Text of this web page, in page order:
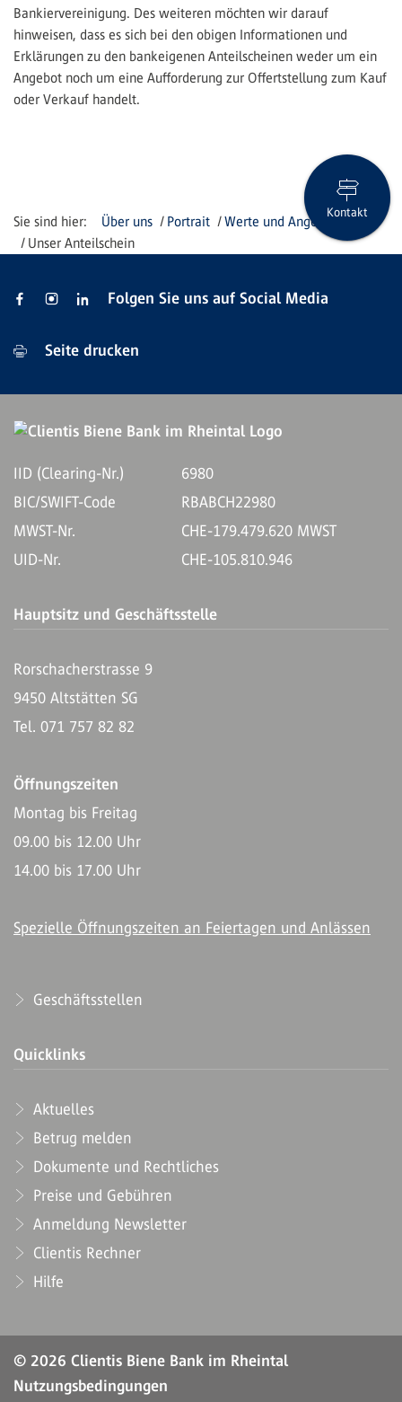
Bankiervereinigung. Des weiteren möchten wir darauf
hinweisen, dass es sich bei den obigen Informationen und
Erklärungen zu den bankeigenen Anteilscheinen weder um ein
Angebot noch um eine Aufforderung zur Offertstellung zum Kauf
oder Verkauf handelt.
Über uns Portrait
Werte und Angebote
Unser Anteilschein
Kontakt
Folgen Sie uns auf Social Media
Seite drucken
IID (Clearing-Nr.)
6980
BIC/SWIFT-Code
RBABCH22980
MWST-Nr.
CHE-179.479.620 MWST
UID-Nr.
CHE-105.810.946
Hauptsitz und Geschäftsstelle
Rorschacherstrasse 9
9450 Altstätten SG
Tel. 071 757 82 82
Öffnungszeiten
Montag bis Freitag
09.00 bis 12.00 Uhr
14.00 bis 17.00 Uhr
Spezielle Öffnungszeiten an Feiertagen und Anlässen
Geschäftsstellen
Quicklinks
Aktuelles
Betrug melden
Dokumente und Rechtliches
Preise und Gebühren
Anmeldung Newsletter
Clientis Rechner
Hilfe
© 2026 Clientis Biene Bank im Rheintal
Nutzungsbedingungen